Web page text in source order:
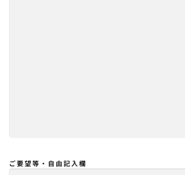
ご要望等・自由記入欄